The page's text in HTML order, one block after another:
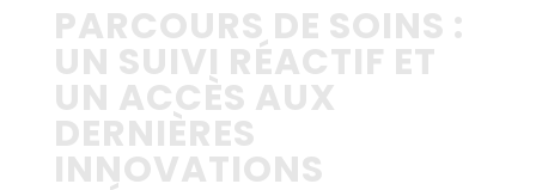
PARCOURS DE SOINS :
UN SUIVI RÉACTIF ET
UN ACCÈS AUX
DERNIÈRES
INNOVATIONS